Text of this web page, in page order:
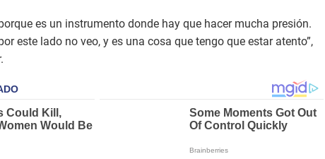
es un instrumento donde hay que hacer mucha presión.
este lado no veo, y es una cosa que tengo que estar atento”,